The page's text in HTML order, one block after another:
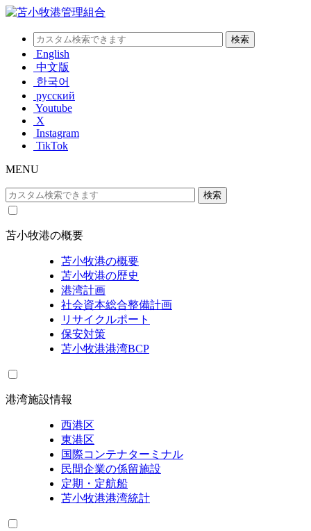
English
中文版
한국어
русский
Youtube
X
Instagram
TikTok
MENU
苫小牧港の概要
苫小牧港の概要
苫小牧港の歴史
港湾計画
社会資本総合整備計画
リサイクルポート
保安対策
苫小牧港港湾BCP
港湾施設情報
西港区
東港区
国際コンテナターミナル
民間企業の係留施設
定期・定航船
苫小牧港港湾統計